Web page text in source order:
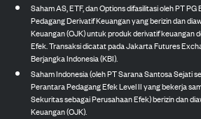
Saham AS, ETF, dan Options difasilitasi oleh PT
Pedagang Derivatif Keuangan yang berizin dan
Keuangan (OJK) untuk produk derivatif keuangan
Efek. Transaksi dicatat pada Jakarta Futures
Berjangka Indonesia (KBI).
Saham Indonesia (oleh PT Sarana Santosa Sejati
Perantara Pedagang Efek Level II yang bekerja
Sekuritas sebagai Perusahaan Efek) berizin dan
Keuangan (OJK).